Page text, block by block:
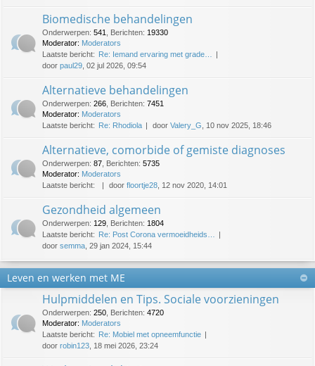
Biomedische behandelingen
Onderwerpen: 541 Berichten: 19330
Moderator: Moderators
Laatste bericht: Re: Iemand ervaring met grade…
door paul29 , 02 jul 2026, 09:54
Alternatieve behandelingen
Onderwerpen: 266 Berichten: 7451
Moderator: Moderators
Laatste bericht: Re: Rhodiola door Valery_G , 10 nov 2025, 18:46
Alternatieve, comorbide of gemiste diagnoses
Onderwerpen: 87 Berichten: 5735
Moderator: Moderators
Laatste bericht:
door floortje28 , 12 nov 2020, 14:01
Gezondheid algemeen
Onderwerpen: 129 Berichten: 1804
Laatste bericht: Re: Post Corona vermoeidheids…
door semma , 29 jan 2024, 15:44
Leven en werken met ME
Hulpmiddelen en Tips. Sociale voorzieningen
Onderwerpen: 250 Berichten: 4720
Moderator: Moderators
Laatste bericht: Re: Mobiel met opneemfunctie
door robin123 , 18 mei 2026, 23:24